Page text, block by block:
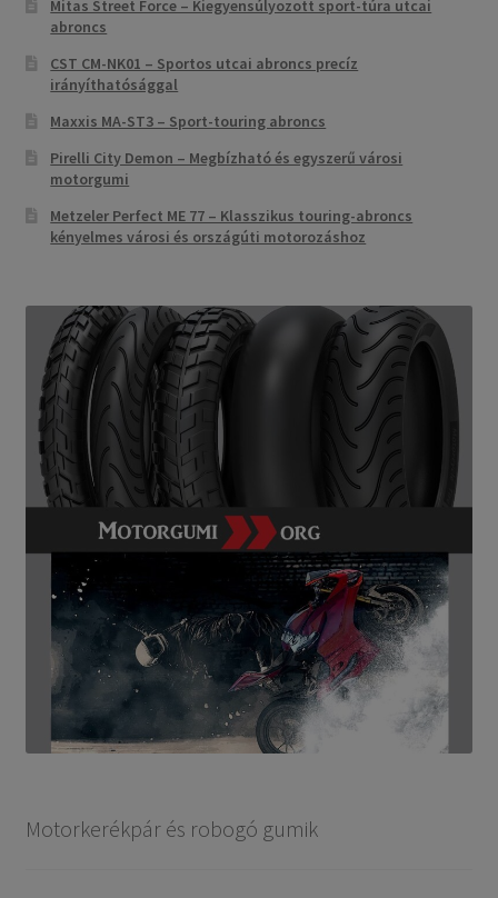
Mitas Street Force – Kiegyensúlyozott sport-túra utcai
abroncs
CST CM-NK01 – Sportos utcai abroncs precíz
irányíthatósággal
Maxxis MA-ST3 – Sport-touring abroncs
Pirelli City Demon – Megbízható és egyszerű városi
motorgumi
Metzeler Perfect ME 77 – Klasszikus touring-abroncs
kényelmes városi és országúti motorozáshoz
Motorkerékpár és robogó gumik